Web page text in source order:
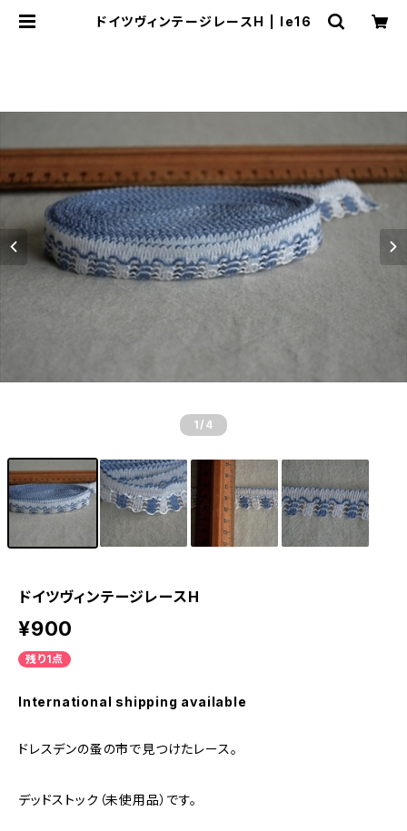
ドイツヴィンテージレースH | le16
1 /4
ドイツヴィンテージレースH
¥900
残り1点
International shipping available
ドレスデンの蚤の市で見つけたレース。
デッドストック（未使用品）です。